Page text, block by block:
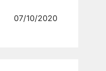
07/10/2020